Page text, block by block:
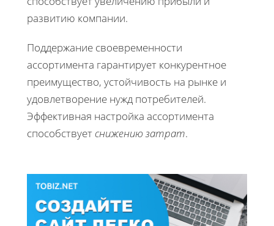
развитию компании.
Поддержание своевременности
ассортимента гарантирует конкурентное
преимущество, устойчивость на рынке и
удовлетворение нужд потребителей.
Эффективная настройка ассортимента
способствуетснижению затрат.